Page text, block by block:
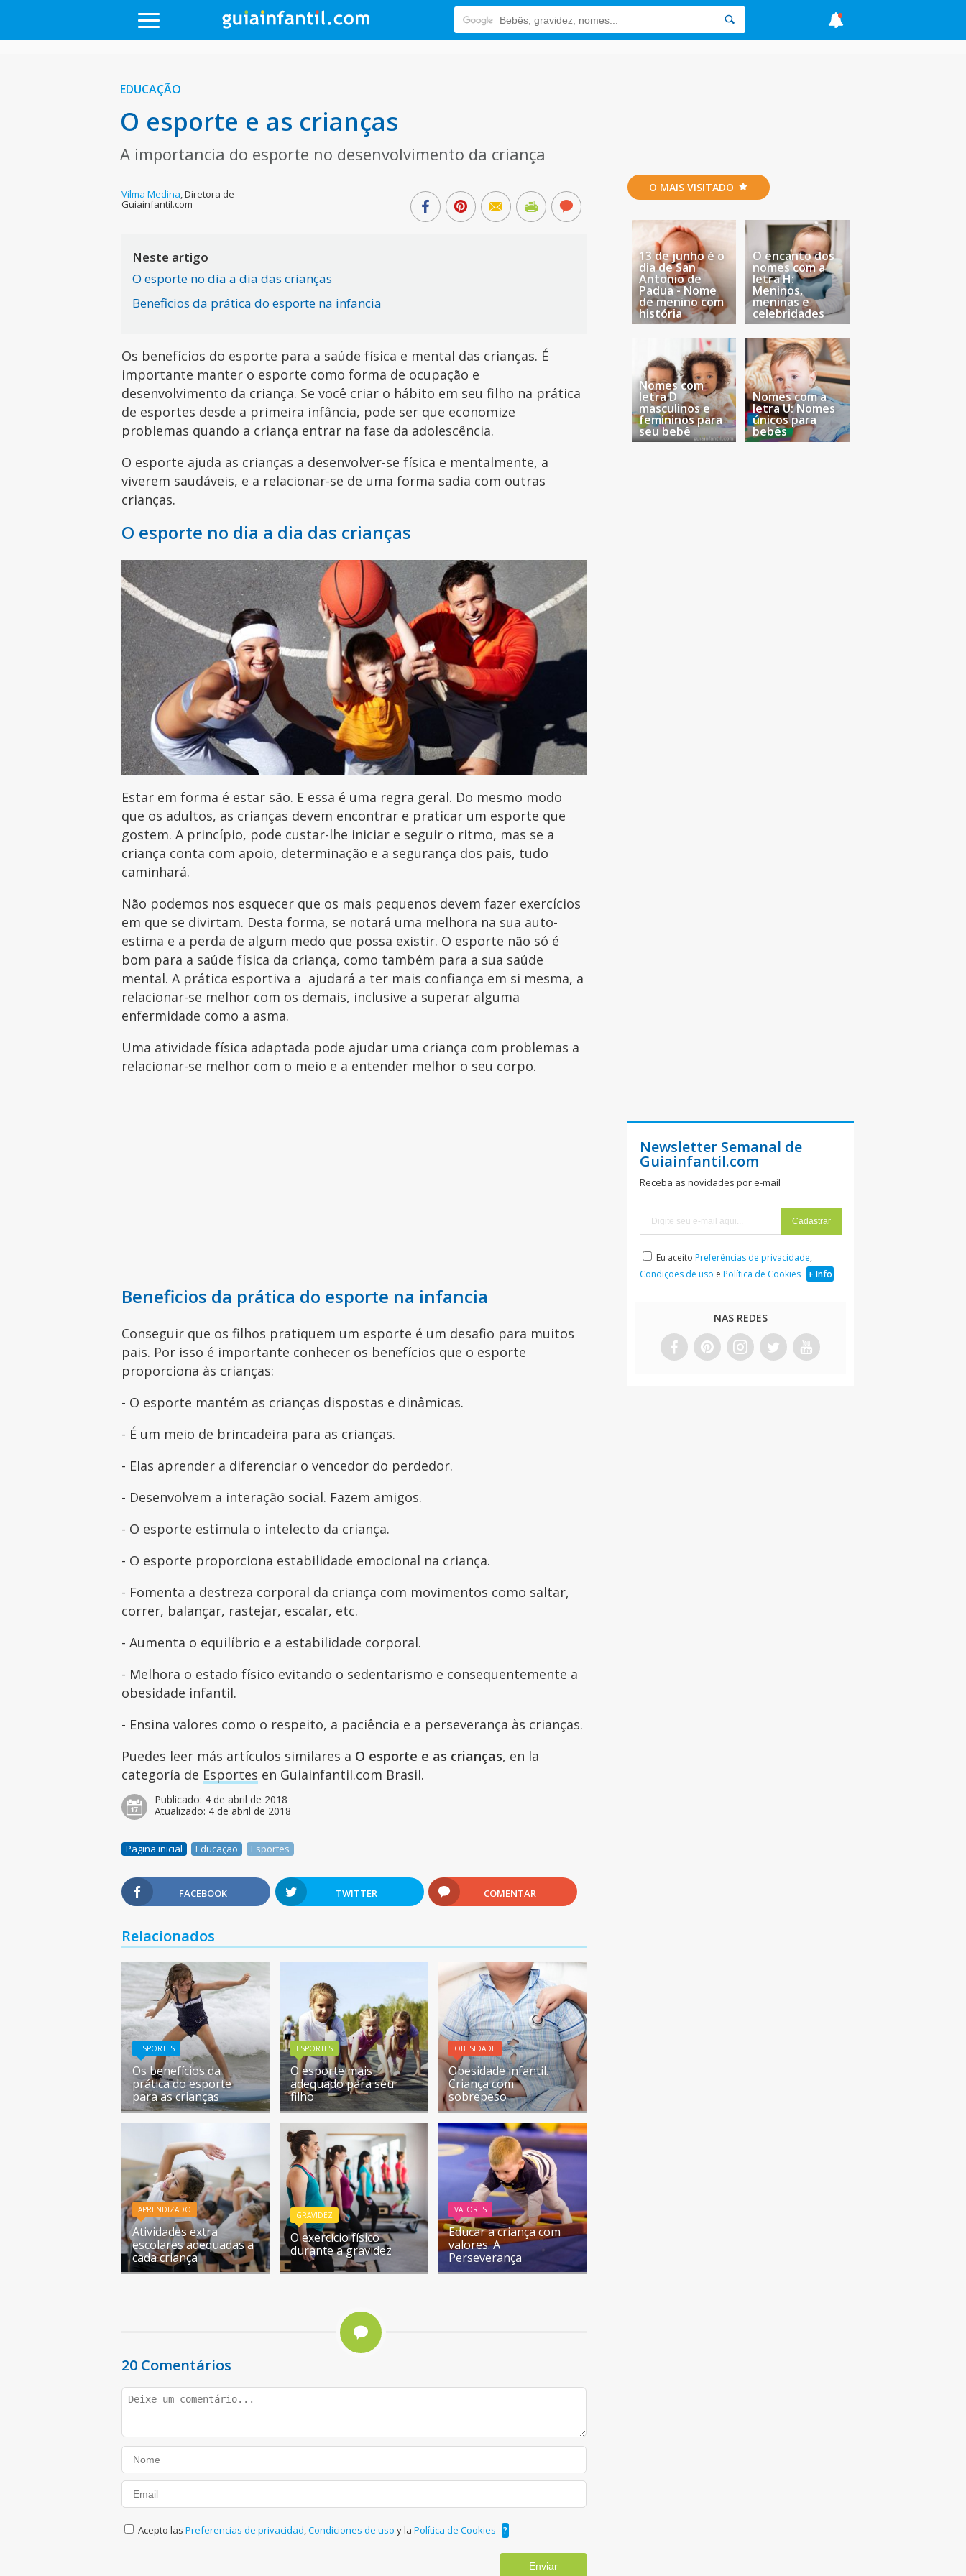
EDUCAÇÃO
O esporte e as crianças
A importancia do esporte no desenvolvimento da criança
Vilma Medina,Diretora de
Guiainfantil.com
Neste artigo
O esporte no dia a dia das crianças
Beneficios da prática do esporte na infancia
Os benefícios do esporte para a saúde física e mental das crianças. É
importante manter o esporte como forma de ocupação e
desenvolvimento da criança. Se você criar o hábito em seu filho na prática
de esportes desde a primeira infância, pode ser que economize
problemas quando a criança entrar na fase da adolescência.
O esporte ajuda as crianças a desenvolver-se física e mentalmente, a
viverem saudáveis, e a relacionar-se de uma forma sadia com outras
crianças.
O esporte no dia a dia das crianças
Estar em forma é estar são. E essa é uma regra geral. Do mesmo modo
que os adultos, as crianças devem encontrar e praticar um esporte que
gostem. A princípio, pode custar-lhe iniciar e seguir o ritmo, mas se a
criança conta com apoio, determinação e a segurança dos pais, tudo
caminhará.
Não podemos nos esquecer que os mais pequenos devem fazer exercícios
em que se divirtam. Desta forma, se notará uma melhora na sua auto-
estima e a perda de algum medo que possa existir. O esporte não só é
bom para a saúde física da criança, como também para a sua saúde
mental. A prática esportiva a ajudará a ter mais confiança em si mesma, a
relacionar-se melhor com os demais, inclusive a superar alguma
enfermidade como a asma.
Uma atividade física adaptada pode ajudar uma criança com problemas a
relacionar-se melhor com o meio e a entender melhor o seu corpo.
Beneficios da prática do esporte na infancia
Conseguir que os filhos pratiquem um esporte é um desafio para muitos
pais. Por isso é importante conhecer os benefícios que o esporte
proporciona às crianças:
- O esporte mantém as crianças dispostas e dinâmicas.
- É um meio de brincadeira para as crianças.
- Elas aprender a diferenciar o vencedor do perdedor.
- Desenvolvem a interação social. Fazem amigos.
- O esporte estimula o intelecto da criança.
- O esporte proporciona estabilidade emocional na criança.
- Fomenta a destreza corporal da criança com movimentos como saltar,
correr, balançar, rastejar, escalar, etc.
- Aumenta o equilíbrio e a estabilidade corporal.
- Melhora o estado físico evitando o sedentarismo e consequentemente a
obesidade infantil.
- Ensina valores como o respeito, a paciência e a perseverança às crianças.
Puedes leer más artículos similares a O esporte e as crianças, en la
categoría de Esportes en Guiainfantil.com Brasil.
Publicado: 4 de abril de 2018
Atualizado: 4 de abril de 2018
Pagina inicial Educação Esportes
FACEBOOK TWITTER COMENTAR
Relacionados
ESPORTES
Os benefícios da
prática do esporte
para as crianças
ESPORTES
O esporte mais
adequado para seu
filho
OBESIDADE
Obesidade infantil.
Criança com
sobrepeso
APRENDIZADO
Atividades extra
escolares adequadas a
cada criança
GRAVIDEZ
O exercício físico
durante a gravidez
VALORES
Educar a criança com
valores. A
Perseverança
20 Comentários
Acepto lasPreferencias de privacidad ,Condiciones de usoy laPolítica de Cookies ?
Enviar
O MAIS VISITADO
13 de junho é o
dia de San
Antonio de
Padua - Nome
de menino com
história
O encanto dos
nomes com a
letra H:
Meninos,
meninas e
celebridades
Nomes com
letra D
masculinos e
femininos para
seu bebê
Nomes com a
letra U: Nomes
únicos para
bebês
Newsletter Semanal de
Guiainfantil.com
Receba as novidades por e-mail
Eu aceito Preferências de privacidade,
Condições de uso e Política de Cookies + Info
NAS REDES